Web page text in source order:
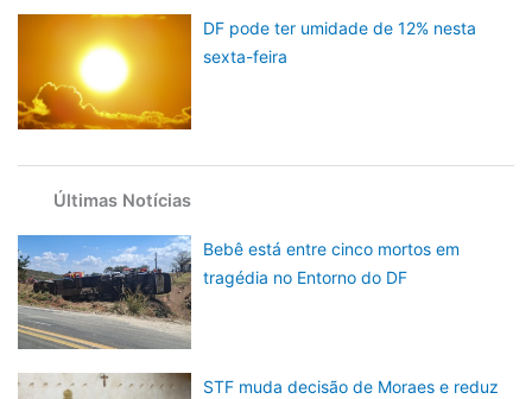
DF pode ter umidade de 12% nesta
sexta-feira
Últimas Notícias
Bebê está entre cinco mortos em
tragédia no Entorno do DF
STF muda decisão de Moraes e reduz